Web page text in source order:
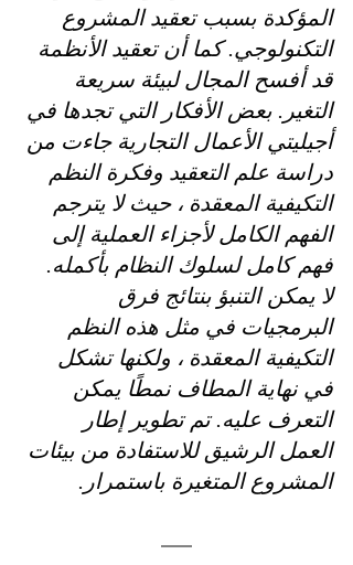
المؤكدة بسبب تعقيد المشروع
التكنولوجي. كما أن تعقيد الأنظمة
قد أفسح المجال لبيئة سريعة
التغير. بعض الأفكار التي تجدها في
أجيليتي الأعمال التجارية جاءت من
دراسة علم التعقيد وفكرة النظم
التكيفية المعقدة ، حيث لا يترجم
الفهم الكامل لأجزاء العملية إلى
فهم كامل لسلوك النظام بأكمله.
لا يمكن التنبؤ بنتائج فرق
البرمجيات في مثل هذه النظم
التكيفية المعقدة ، ولكنها تشكل
في نهاية المطاف نمطًا يمكن
التعرف عليه. تم تطوير إطار
العمل الرشيق للاستفادة من بيئات
المشروع المتغيرة باستمرار.